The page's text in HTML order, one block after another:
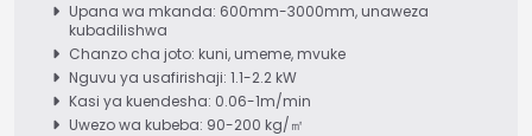
Upana wa mkanda: 600mm-3000mm, unaweza
kubadilishwa
Chanzo cha joto: kuni, umeme, mvuke
Nguvu ya usafirishaji: 1.1-2.2 kW
Kasi ya kuendesha: 0.06-1m/min
Uwezo wa kubeba: 90-200 kg/㎡